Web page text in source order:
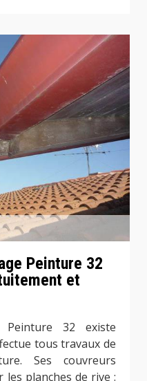
Peinture 32
et
Peinture 32 existe
tous travaux de
Ses couvreurs
planches de rive :